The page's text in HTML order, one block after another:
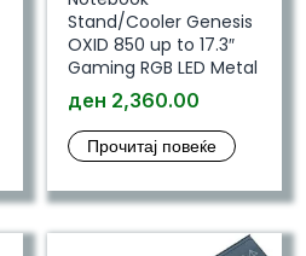
Stand/Cooler Genesis
OXID 850 up to 17.3″
Gaming RGB LED Metal
ден 2,360.00
Прочитај повеќе